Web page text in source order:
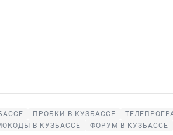
ПРОБКИ В КУЗБАССЕ
В КУЗБАССЕ
ФОРУМ В КУЗБАССЕ